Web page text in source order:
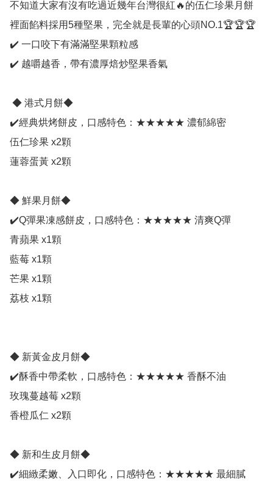
不知道大家有沒有吃過近幾年台灣很紅🔥的伍仁珍果月餅
裡面餡料採用5種堅果，完全就是長輩的心頭NO.1🏆🏆🏆
✔️ 一口咬下有滿滿堅果顆粒感
✔️ 越嚼越香，帶有濃厚焙炒堅果香氣
✔️經典烘烤餅皮，口感特色：★★★★★ 濃郁綿密
伍仁珍果 x2顆
蓮蓉蛋黃 x2顆
◆ 鮮果月餅◆
✔️Q彈果凍感餅皮，口感特色：★★★★★ 清爽Q彈
青蘋果 x1顆
藍莓 x1顆
芒果 x1顆
荔枝 x1顆
◆ 新黃金皮月餅◆
✔️酥香中帶柔軟，口感特色：★★★★★ 香酥不油
玫瑰蔓越莓 x2顆
香橙瓜仁 x2顆
◆ 新和生皮月餅◆
✔️細緻柔嫩、入口即化，口感特色：★★★★★ 最細膩